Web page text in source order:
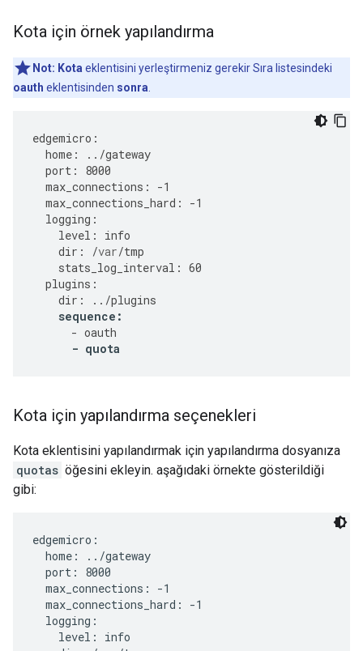
Kota için örnek yapılandırma
Not: Kota eklentisini yerleştirmeniz gerekir Sıra listesindeki
oauth eklentisinden sonra
edgemicro :
home : ../gateway
port :
8000
max_connections : -1
max_connections_hard : -1
logging :
level :
info
dir : /var/tmp
stats_log_interval : 60
plugins :
dir : ../plugins
sequence :
- oauth
- quota
Kota için yapılandırma seçenekleri
Kota eklentisini yapılandırmak için yapılandırma dosyanıza
quotas öğesini ekleyin. aşağıdaki örnekte gösterildiği
gibi:
edgemicro:
  home: ../gateway
  port: 8000
  max_connections: -1
  max_connections_hard: -1
  logging:
    level: info